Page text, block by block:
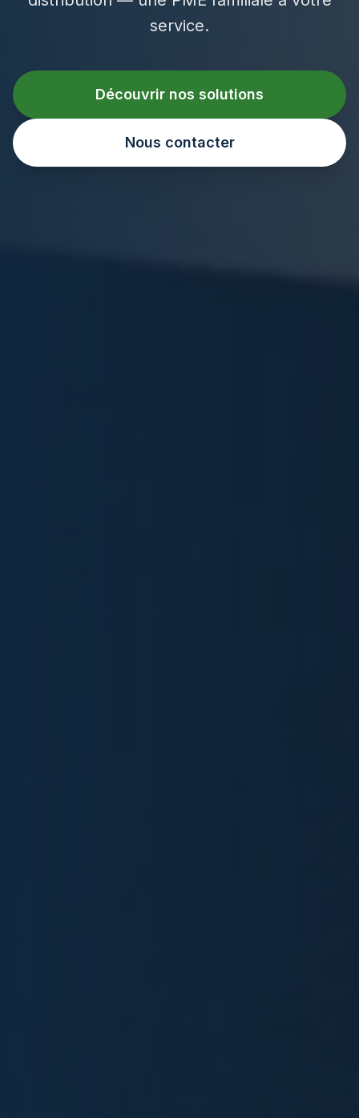
service.
Découvrir nos solutions
Nous contacter